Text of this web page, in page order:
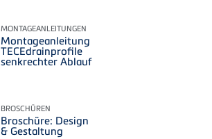
MONTAGEANLEITUNGEN
Montageanleitung
TECEdrainprofile
senkrechter Ablauf
BROSCHÜREN
Broschüre: Design
& Gestaltung